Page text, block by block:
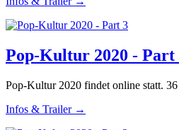
Pop-Kultur 2020 - Part
Pop-Kultur 2020 findet online statt.
Infos & Trailer →